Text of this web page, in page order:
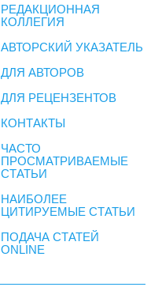
РЕДАКЦИОННАЯ
КОЛЛЕГИЯ
АВТОРСКИЙ УКАЗАТЕЛЬ
ДЛЯ АВТОРОВ
ДЛЯ РЕЦЕНЗЕНТОВ
КОНТАКТЫ
ЧАСТО
ПРОСМАТРИВАЕМЫЕ
СТАТЬИ
НАИБОЛЕЕ
ЦИТИРУЕМЫЕ СТАТЬИ
ПОДАЧА СТАТЕЙ
ONLINE